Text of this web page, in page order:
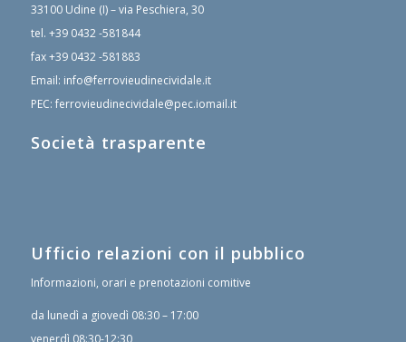
33100 Udine (I) – via Peschiera, 30
tel. +39 0432 -581844
fax+39 0432 -581883
Email: info@ferrovieudinecividale.it
PEC: ferrovieudinecividale@pec.iomail.it
Società trasparente
Ufficio relazioni con il pubblico
Informazioni, orari e prenotazioni comitive
da lunedì a giovedì 08:30 – 17:00